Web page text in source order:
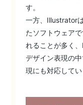
す。
一方、Illustrator
たソフトウェア
れることが多く
デザイン表現の
現にも対応してい